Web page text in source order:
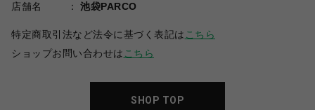
店舗名
池袋PARCO
特定商取引法など法令に基づく表記は こちら
ショップお問い合わせは こちら
SHOP TOP